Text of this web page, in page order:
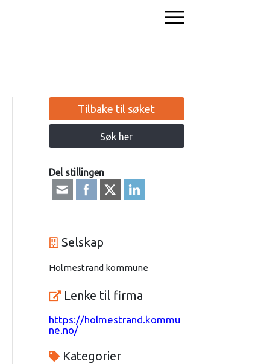
Tilbake til søket
Søk her
Del stillingen
Selskap
Holmestrand kommune
Lenke til firma
https://holmestrand.kommu
ne.no/
Kategorier